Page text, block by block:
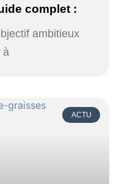
complet :
ambitieux
à
ACTU